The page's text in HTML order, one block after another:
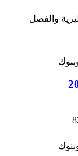
والفصل